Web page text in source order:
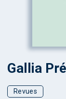
Gallia
Revues